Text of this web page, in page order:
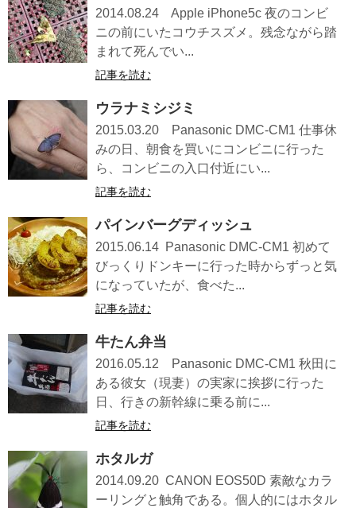
2014.08.24 Apple iPhone5c 夜のコンビ
ニの前にいたコウチスズメ。残念ながら踏
まれて死んでい...
記事を読む
ウラナミシジミ
2015.03.20 Panasonic DMC-CM1 仕事休
みの日、朝食を買いにコンビニに行った
ら、コンビニの入口付近にい...
記事を読む
パインバーグディッシュ
2015.06.14 Panasonic DMC-CM1 初めて
びっくりドンキーに行った時からずっと気
になっていたが、食べた...
記事を読む
牛たん弁当
2016.05.12 Panasonic DMC-CM1 秋田に
ある彼女（現妻）の実家に挨拶に行った
日、行きの新幹線に乗る前に...
記事を読む
ホタルガ
2014.09.20 CANON EOS50D 素敵なカラ
ーリングと触角である。個人的にはホタル